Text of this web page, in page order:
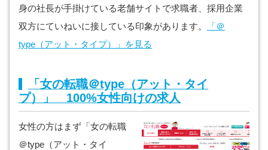
身の社長が手掛けている老舗サイトで求職者、採用企業
双方にていねいに接している印象があります。
「＠
type（アット・タイプ）」を見る
「女の転職＠type（アット・タイ
プ）」 100%女性向けの求人
女性の方はまず「女の転職
＠type（アット・タイ